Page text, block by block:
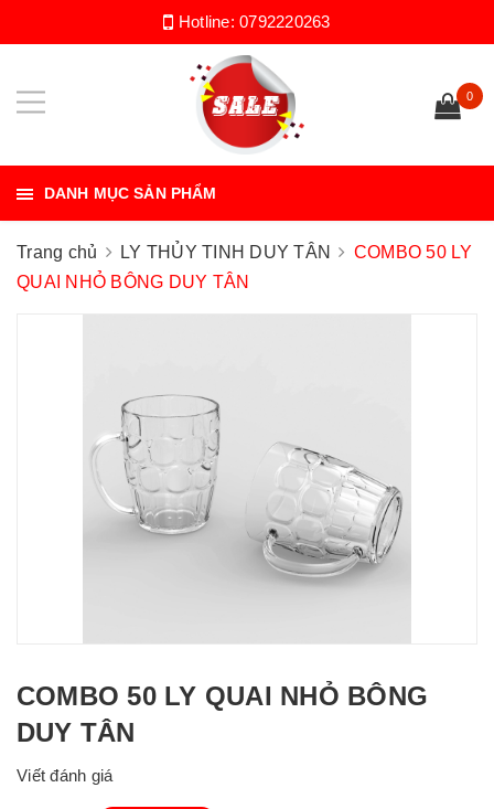
Hotline:0792220263
0
DANH MỤC SẢN PHẨM
Trang chủ LY THỦY TINH DUY TÂN
COMBO 50 LY
QUAI NHỎ BÔNG DUY TÂN
COMBO 50 LY QUAI NHỎ BÔNG
DUY TÂN
Viết đánh giá